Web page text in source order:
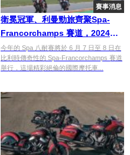
賽事消息
衛冕冠軍、利曼勁旅齊聚Spa-
Francorchamps 賽道，2024
EWC比利時站鹿死誰手？
今年的 Spa 八耐賽將於 6 月 7 日至 8 日在
比利時傳奇性的 Spa-Francorchamps 賽道
舉行，這場精彩絕倫的國際摩托車...